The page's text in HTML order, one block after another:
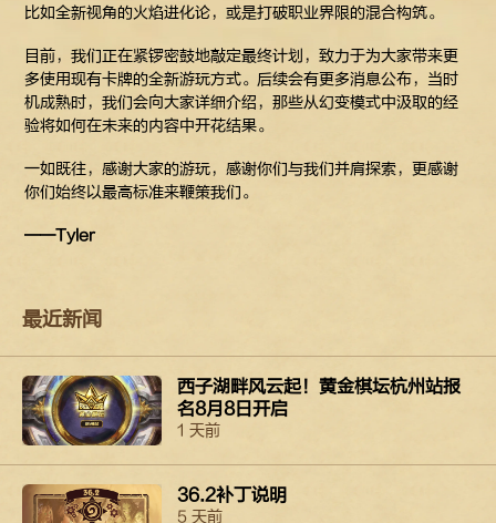
比如全新视角的火焰进化论，或是打破职业界限的混合构筑。
目前，我们正在紧锣密鼓地敲定最终计划，致力于为大家带来更
多使用现有卡牌的全新游玩方式。后续会有更多消息公布，当时
机成熟时，我们会向大家详细介绍，那些从幻变模式中汲取的经
验将如何在未来的内容中开花结果。
一如既往，感谢大家的游玩，感谢你们与我们并肩探索，更感谢
你们始终以最高标准来鞭策我们。
——Tyler
最近新闻
西子湖畔风云起！黄金棋坛杭州站报
名8月8日开启
1 天前
36.2补丁说明
5 天前